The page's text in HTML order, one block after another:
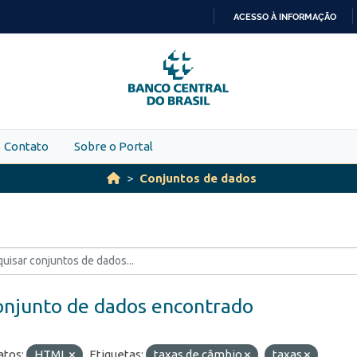
PARA
O
CONTEÚDO
ACESSO À INFORMAÇÃO
Contato Sobre o Portal
Conjuntos de dados
de dados encontrado
HTML Etiquetas: taxas de câmbio taxas